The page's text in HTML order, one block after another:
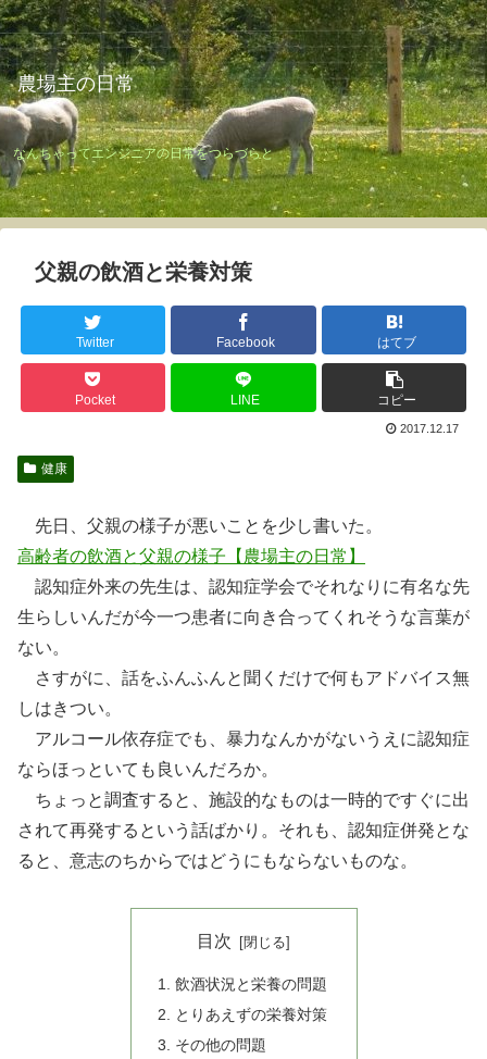
農場主の日常
なんちゃってエンジニアの日常をつらづらと
父親の飲酒と栄養対策
Twitter Facebook はてブ
Pocket LINE コピー
2017.12.17
健康
先日、父親の様子が悪いことを少し書いた。
高齢者の飲酒と父親の様子【農場主の日常】
認知症外来の先生は、認知症学会でそれなりに有名な先
生らしいんだが今一つ患者に向き合ってくれそうな言葉が
ない。
さすがに、話をふんふんと聞くだけで何もアドバイス無
しはきつい。
アルコール依存症でも、暴力なんかがないうえに認知症
ならほっといても良いんだろか。
ちょっと調査すると、施設的なものは一時的ですぐに出
されて再発するという話ばかり。それも、認知症併発とな
ると、意志のちからではどうにもならないものな。
目次
飲酒状況と栄養の問題
とりあえずの栄養対策
その他の問題